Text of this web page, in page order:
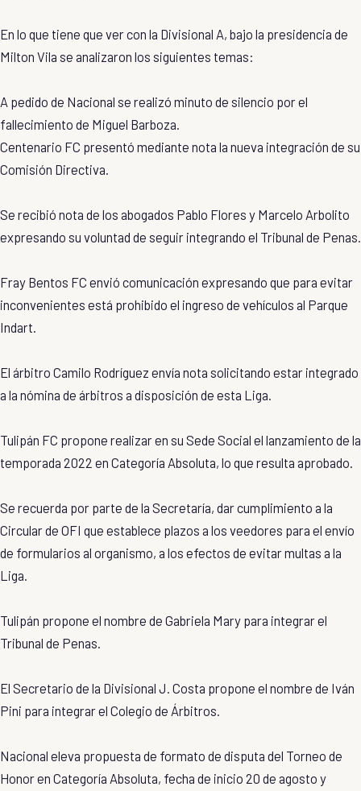
En lo que tiene que ver con la Divisional A, bajo la presidencia de
Milton Vila se analizaron los siguientes temas:
A pedido de Nacional se realizó minuto de silencio por el
fallecimiento de Miguel Barboza.
Centenario FC presentó mediante nota la nueva integración de su
Comisión Directiva.
Se recibió nota de los abogados Pablo Flores y Marcelo Arbolito
expresando su voluntad de seguir integrando el Tribunal de Penas.
Fray Bentos FC envió comunicación expresando que para evitar
inconvenientes está prohibido el ingreso de vehículos al Parque
Indart.
El árbitro Camilo Rodríguez envía nota solicitando estar integrado
a la nómina de árbitros a disposición de esta Liga.
Tulipán FC propone realizar en su Sede Social el lanzamiento de la
temporada 2022 en Categoría Absoluta, lo que resulta aprobado.
Se recuerda por parte de la Secretaría, dar cumplimiento a la
Circular de OFI que establece plazos a los veedores para el envío
de formularios al organismo, a los efectos de evitar multas a la
Liga.
Tulipán propone el nombre de Gabriela Mary para integrar el
Tribunal de Penas.
El Secretario de la Divisional J. Costa propone el nombre de Iván
Pini para integrar el Colegio de Árbitros.
Nacional eleva propuesta de formato de disputa del Torneo de
Honor en Categoría Absoluta, fecha de inicio 20 de agosto y